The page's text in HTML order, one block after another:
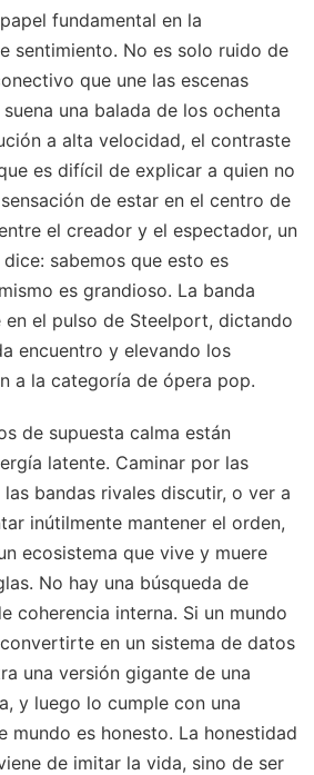
fundamental en la
sentimiento. No es solo ruido de
que une las escenas
una balada de los ochenta
a alta velocidad, el contraste
es difícil de explicar a quien no
de estar en el centro de
el creador y el espectador, un
sabemos que esto es
es grandioso. La banda
el pulso de Steelport, dictando
encuentro y elevando los
a la categoría de ópera pop.
de supuesta calma están
latente. Caminar por las
bandas rivales discutir, o ver a
inútilmente mantener el orden,
ecosistema que vive y muere
No hay una búsqueda de
coherencia interna. Si un mundo
en un sistema de datos
una versión gigante de una
y luego lo cumple con una
mundo es honesto. La honestidad
de imitar la vida, sino de ser